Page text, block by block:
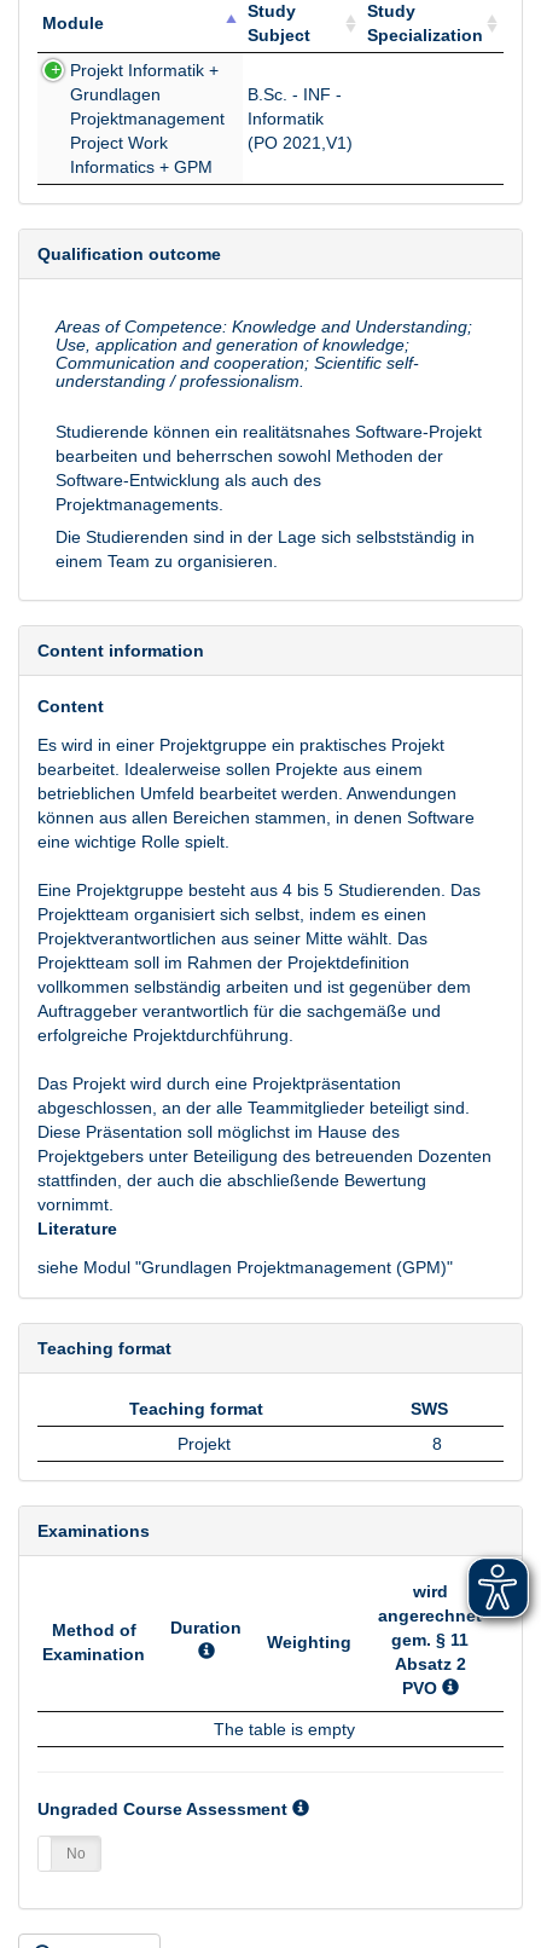
Module
Study
Subject
Study
Specialization
Module
Subject
Projekt Informatik +
Grundlagen
Projektmanagement
Project Work
Informatics + GPM
B.Sc. - INF -
Informatik
(PO 2021,V1)
Qualification outcome
Areas of Competence: Knowledge and Understanding;
Use, application and generation of knowledge;
Communication and cooperation; Scientific self-
understanding / professionalism.
Studierende können ein realitätsnahes Software-Projekt
bearbeiten und beherrschen sowohl Methoden der
Software-Entwicklung als auch des
Projektmanagements.
Die Studierenden sind in der Lage sich selbstständig in
einem Team zu organisieren.
Content information
Content
Es wird in einer Projektgruppe ein praktisches Projekt
bearbeitet. Idealerweise sollen Projekte aus einem
betrieblichen Umfeld bearbeitet werden. Anwendungen
können aus allen Bereichen stammen, in denen Software
eine wichtige Rolle spielt.
Eine Projektgruppe besteht aus 4 bis 5 Studierenden. Das
Projektteam organisiert sich selbst, indem es einen
Projektverantwortlichen aus seiner Mitte wählt. Das
Projektteam soll im Rahmen der Projektdefinition
vollkommen selbständig arbeiten und ist gegenüber dem
Auftraggeber verantwortlich für die sachgemäße und
erfolgreiche Projektdurchführung.
Das Projekt wird durch eine Projektpräsentation
abgeschlossen, an der alle Teammitglieder beteiligt sind.
Diese Präsentation soll möglichst im Hause des
Projektgebers unter Beteiligung des betreuenden Dozenten
stattfinden, der auch die abschließende Bewertung
vornimmt.
Literature
siehe Modul "Grundlagen Projektmanagement (GPM)"
Teaching format
Teaching format
SWS
Teaching format
SWS
Projekt 8
Examinations
Method of
Examination
Duration
Weighting
wird
angerechnet
gem. § 11
Absatz 2
PVO
Examination
Duration Weighting
angerechnet
The table is empty
Ungraded Course Assessment
No